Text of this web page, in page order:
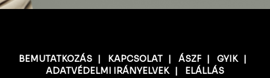
BEMUTATKOZÁS| KAPCSOLAT| ÁSZF| GYIK|
ADATVÉDELMI IRÁNYELVEK| ELÁLLÁS